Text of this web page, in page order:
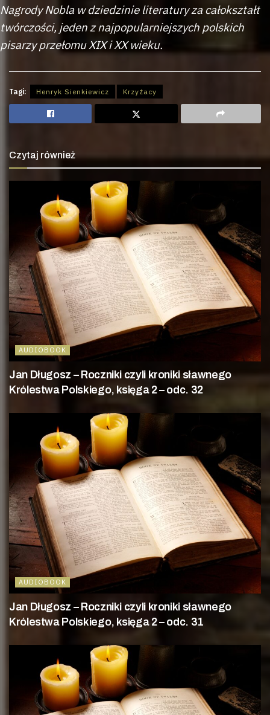
Nagrody Nobla w dziedzinie literatury za całokształt
twórczości, jeden z najpopularniejszych polskich
pisarzy przełomu XIX i XX wieku.
Tagi: Henryk Sienkiewicz Krzyżacy
Czytaj również
AUDIOBOOK
Jan Długosz – Roczniki czyli kroniki sławnego
Królestwa Polskiego, księga 2 – odc. 32
AUDIOBOOK
Jan Długosz – Roczniki czyli kroniki sławnego
Królestwa Polskiego, księga 2 – odc. 31